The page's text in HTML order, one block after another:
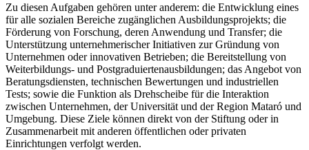
Zu diesen Aufgaben gehören unter anderem: die Entwicklung eines
für alle sozialen Bereiche zugänglichen Ausbildungsprojekts; die
Förderung von Forschung, deren Anwendung und Transfer; die
Unterstützung unternehmerischer Initiativen zur Gründung von
Unternehmen oder innovativen Betrieben; die Bereitstellung von
Weiterbildungs- und Postgraduiertenausbildungen; das Angebot von
Beratungsdiensten, technischen Bewertungen und industriellen
Tests; sowie die Funktion als Drehscheibe für die Interaktion
zwischen Unternehmen, der Universität und der Region Mataró und
Umgebung. Diese Ziele können direkt von der Stiftung oder in
Zusammenarbeit mit anderen öffentlichen oder privaten
Einrichtungen verfolgt werden.